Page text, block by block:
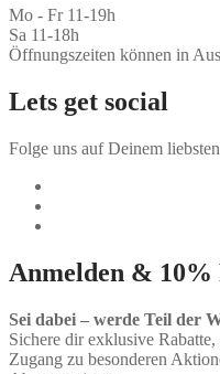
Mo - Fr 11-19h
Sa 11-18h
Öffnungszeiten können in
Lets get social
Folge uns auf Deinem
Anmelden &
Sei dabei – werde Teil der
Sichere dir exklusive
Zugang zu besonderen